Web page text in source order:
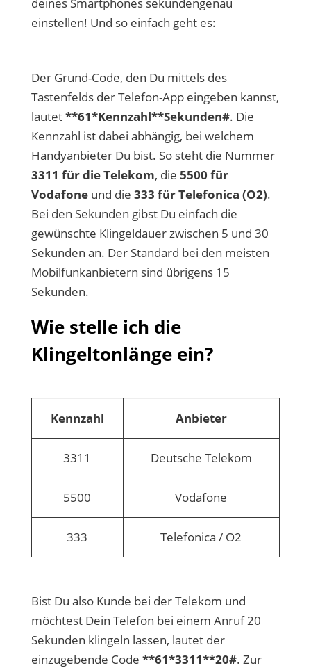
einstellen! Und so einfach geht es:
Der Grund-Code, den Du mittels des
Tastenfelds der Telefon-App eingeben kannst,
lautet**61*Kennzahl**Sekunden#. Die
Kennzahl ist dabei abhängig, bei welchem
Handyanbieter Du bist. So steht die Nummer
3311 für die Telekom, die 5500 für
Vodafoneund die 333 für Telefonica (O2).
Bei den Sekunden gibst Du einfach die
gewünschte Klingeldauer zwischen 5 und 30
Sekunden an. Der Standard bei den meisten
Mobilfunkanbietern sind übrigens 15
Sekunden.
Wie stelle ich die
Klingeltonlänge ein?
Kennzahl Anbieter
3311 Deutsche Telekom
5500 Vodafone
333 Telefonica / O2
Bist Du also Kunde bei der Telekom und
möchtest Dein Telefon bei einem Anruf 20
Sekunden klingeln lassen, lautet der
einzugebende Code **61*3311**20#. Zur